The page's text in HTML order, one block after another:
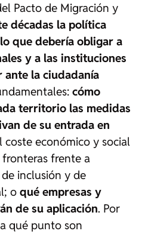
Pacto de Migración y
décadas la política
que debería obligar a
y a las instituciones
ante la ciudadanía
cómo
territorio las medidas
de su entrada en
coste económico y social
frente a
inclusión y de
o qué empresas y
de su aplicación. Por
qué punto son